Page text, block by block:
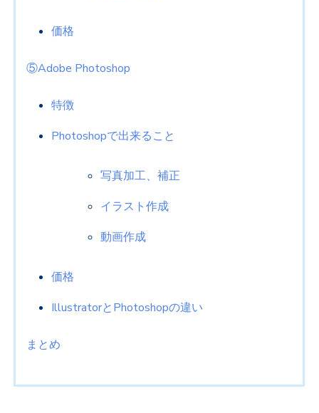
価格
⑤Adobe Photoshop
特徴
Photoshopで出来ること
写真加工、補正
イラスト作成
動画作成
価格
IllustratorとPhotoshopの違い
まとめ